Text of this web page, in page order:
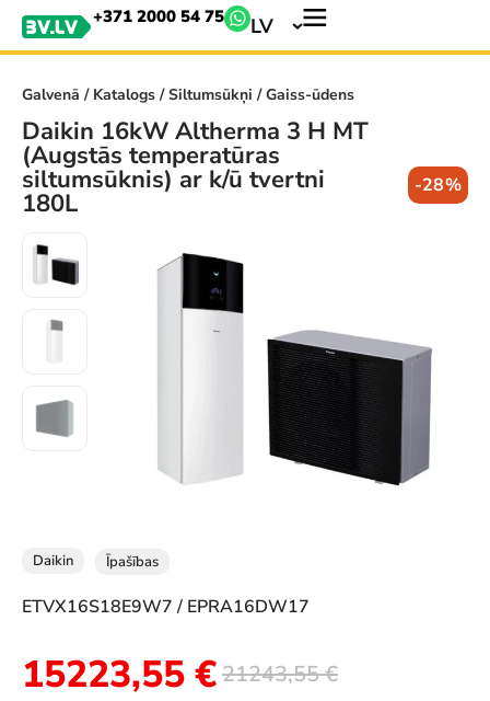
+371 2000 54 75 LV
Galvenā / Katalogs/Siltumsūkņi / Gaiss-ūdens
Daikin 16kW Altherma 3 H MT
(Augstās temperatūras
siltumsūknis) ar k/ū tvertni
180L
-28%
Daikin Īpašības
ETVX16S18E9W7 / EPRA16DW17
21243,55€
15223,55€